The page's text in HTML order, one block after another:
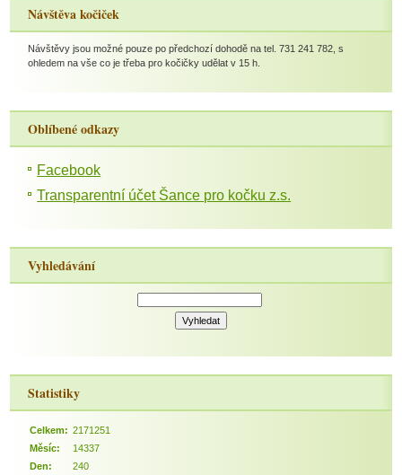
Návštěva kočiček
Návštěvy jsou možné pouze po předchozí dohodě na tel. 731 241 782, s
ohledem na vše co je třeba pro kočičky udělat v 15 h.
Oblíbené odkazy
Facebook
Transparentní účet Šance pro kočku z.s.
Vyhledávání
Statistiky
Celkem: 2171251
Měsíc:
14337
Den:
240